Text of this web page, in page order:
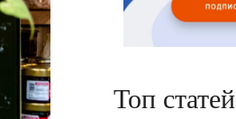
Топ статей